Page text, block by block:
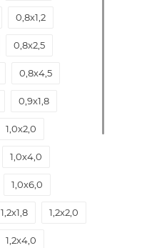
0,8х1,2
0,8х2,5
0,8х4,5
0,9х1,8
1,0х2,0
1,0х4,0
1,0х6,0
1,2х1,8 1,2х2,0
1,2х4,0